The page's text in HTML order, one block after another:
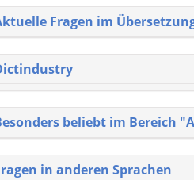
Fragen im
beliebt im Bereich
in anderen Sprachen